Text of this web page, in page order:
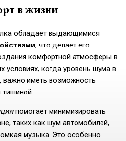
в жизни
обладает выдающимися
, что делает его
комфортной атмосферы в
условиях, когда уровень шума в
важно иметь возможность
тишиной.
помогает минимизировать
таких как шум автомобилей,
музыка. Это особенно